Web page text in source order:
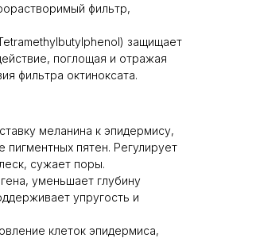
фильтр,
защищает
поглощая и отражая
фильтра октиноксата.
меланина к эпидермису,
пятен. Регулирует
сужает поры.
уменьшает глубину
упругость и
клеток эпидермиса,